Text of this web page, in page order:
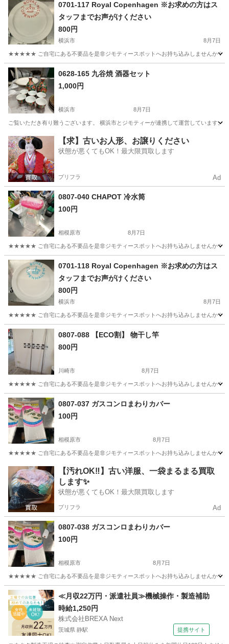
0701-117 Royal Copenhagen ※お求めの方はス
タッフまでお声がけください
800円
横浜市 8月7日
★★★★★ ご自宅にある不要品を是非ジモティースポットへお持ち込みしませんか？
神奈川 横浜市 現地
0628-165 九谷焼 酒器セット
1,000円
横浜市 8月7日
ご覧いただき有り難うございます。 横浜市とジモティーが連携して運営していま
神奈川 食器 リユース
【求】古いお人形、お譲りください
状態が悪くてもOK！最大限買取します
プリフラ Ad
0807-040 CHAPOT 冷水筒
100円
相模原市 8月7日
★★★★★ ご自宅にある不要品を是非ジモティースポットへお持ち込みしませんか？
神奈川 相模原市0701-118 Royal Copenhagen ※お求めの方はス
タッフまでお声がけください
800円
横浜市 8月7日
★★★★★ ご自宅にある不要品を是非ジモティースポットへお持ち込みしませんか？
神奈川 横浜市 現地
0807-088 【ECO割】 物干し竿
800円
川崎市 8月7日
★★★★★ ご自宅にある不要品を是非ジモティースポットへお持ち込みしませんか？
神奈川 川崎市 0807-037 ガスコンロまわりカバー
100円
相模原市 8月7日
★★★★★ ご自宅にある不要品を是非ジモティースポットへお持ち込みしませんか？
神奈川 相模原市 家庭用品 現地
【汚れOK‼️】古い洋服、一袋まるまる買取
します✨
状態が悪くてもOK！最大限買取します
プリフラ Ad
0807-038 ガスコンロまわりカバー
100円
相模原市 8月7日
★★★★★ ご自宅にある不要品を是非ジモティースポットへお持ち込みしませんか？
神奈川 相模原市 家庭用品 現地
≪月収22万円・派遣社員≫機械操作・製造補助
時給1,250円
株式会社BREXA Next
茨城県 静駅 提携サイト